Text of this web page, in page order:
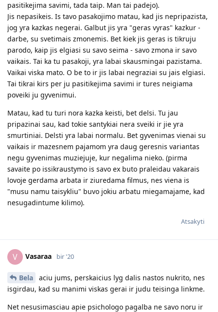
pasitikejima savimi, tada taip. Man tai padejo).
Jis nepasikeis. Is tavo pasakojimo matau, kad jis nepripazista,
jog yra kazkas negerai. Galbut jis yra "geras vyras" kazkur -
darbe, su svetimais zmonemis. Bet kiek jis geras is tikruju
parodo, kaip jis elgiasi su savo seima - savo zmona ir savo
vaikais. Tai ka tu pasakoji, yra labai skausmingai pazistama.
Vaikai viska mato. O be to ir jis labai negraziai su jais elgiasi.
Tai tikrai kirs per ju pasitikejima savimi ir tures neigiama
poveiki ju gyvenimui.
Matau, kad tu turi nora kazka keisti, bet delsi. Tu jau
pripazinai sau, kad tokie santykiai nera sveiki ir jie yra
smurtiniai. Delsti yra labai normalu. Bet gyvenimas vienai su
vaikais ir mazesnem pajamom yra daug geresnis variantas
negu gyvenimas muziejuje, kur negalima nieko. (pirma
savaite po issikraustymo is savo ex buto praleidau vakarais
lovoje gerdama arbata ir ziuredama filmus, nes viena is
"musu namu taisykliu" buvo jokiu arbatu miegamajame, kad
nesugadintume kilimo).
Atsakyti
V Vasaraa bir '20
Bela
aciu jums, perskaicius lyg dalis nastos nukrito, nes
isgirdau, kad su manimi viskas gerai ir judu teisinga linkme.
Net nesusimasciau apie psichologo pagalba ne savo noru ir